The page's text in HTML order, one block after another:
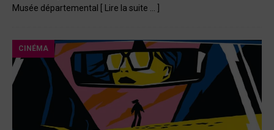
Musée départemental
[ Lire la suite … ]
CINÉMA